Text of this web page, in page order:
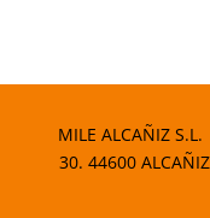
MILE ALCAÑIZ
30. 44600